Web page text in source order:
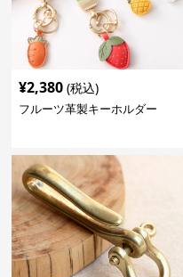
¥2,380 (税込)
フルーツ革製キーホルダー